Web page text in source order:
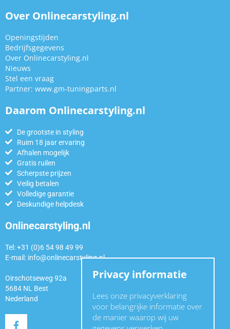
Over Onlinecarstyling.nl
Openingstijden
Bedrijfsgegevens
Over Onlinecarstyling.nl
Nieuws
Stel een vraag
Partner: www.gm-tuningparts.nl
Daarom Onlinecarstyling.nl
De grootste in styling
Ruim 18 jaar ervaring
Afhalen mogelijk
Gratis ruilen
Scherpste prijzen
Veilig betalen
Volledige garantie
Deskundige helpdesk
Onlinecarstyling.nl
Tel: +31 (0)6 54 98 49 99
E-mail: info@onlinecarstyling.nl
Oirschotseweg 92a
5684 NL Best
Nederland
Privacy informatie
Lees onze privacyverklaring
voor belangrijke informatie over
de manier waarop wij uw